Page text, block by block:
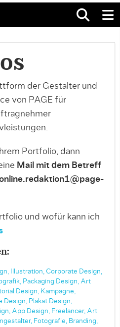
der Gestalter und
von PAGE für
Portfolio, dann
Mail mit dem Betreff
und wofür kann ich
Illustration, Corporate Design,
Packaging Design, Art
Design, Kampagne,
Design, Plakat Design,
App Design, Freelancer, Art
Fotografie, Branding,